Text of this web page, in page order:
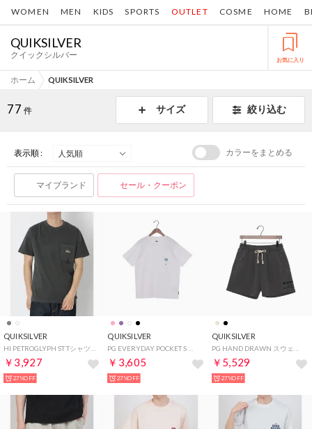
WOMEN MEN KIDS SPORTS COSME HOME
OUTLET
QUIKSILVER
クイックシルバー お気に入り
ホーム QUIKSILVER
77 件 サイズ 絞り込む
表示順 : カラーをまとめる
マイブランド セール・クーポン
QUIKSILVER
￥3,927
27%OFF
QUIKSILVER
￥3,605
27%OFF
QUIKSILVER
￥5,529
27%OFF